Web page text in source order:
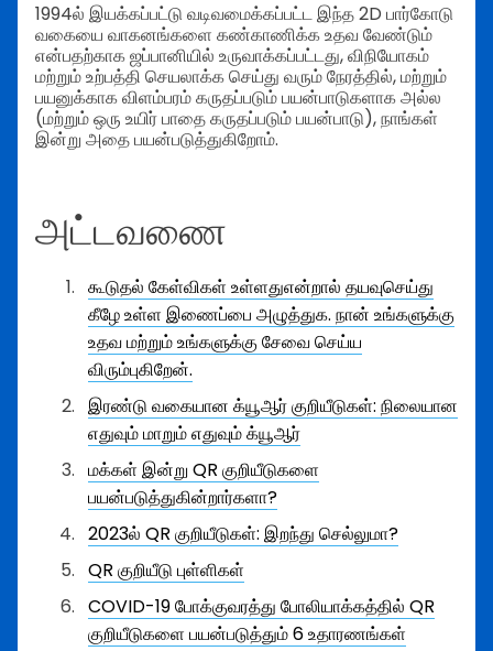
1994ல் இயக்கப்பட்டு வடிவமைக்கப்பட்ட இந்த 2D பார்கோடு
வகையை வாகனங்களை கண்காணிக்க உதவ வேண்டும்
என்பதற்காக ஜப்பானியில் உருவாக்கப்பட்டது, விநியோகம்
மற்றும் உற்பத்தி செயலாக்க செய்து வரும் நேரத்தில், மற்றும்
பயனுக்காக விளம்பரம் கருதப்படும் பயன்பாடுகளாக அல்ல
(மற்றும் ஒரு உயிர் பாதை கருதப்படும் பயன்பாடு), நாங்கள்
இன்று அதை பயன்படுத்துகிறோம்.
அட்டவணை
கூடுதல் கேள்விகள் உள்ளதுஎன்றால் தயவுசெய்து
கீழே உள்ள இணைப்பை அழுத்துக. நான் உங்களுக்கு
உதவ மற்றும் உங்களுக்கு சேவை செய்ய
விரும்புகிறேன்.
இரண்டு வகையான க்யூஆர் குறியீடுகள்: நிலையான
எதுவும் மாறும் எதுவும் க்யூஆர்
மக்கள் இன்று QR குறியீடுகளை
பயன்படுத்துகின்றார்களா?
2023ல் QR குறியீடுகள்: இறந்து செல்லுமா?
QR குறியீடு புள்ளிகள்
COVID-19 போக்குவரத்து போலியாக்கத்தில் QR
குறியீடுகளை பயன்படுத்தும் 6 உதாரணங்கள்